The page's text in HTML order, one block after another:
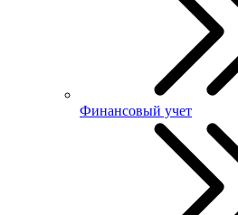
Финансовый учет